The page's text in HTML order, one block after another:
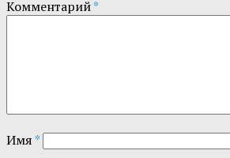
Комментарий*
Имя*